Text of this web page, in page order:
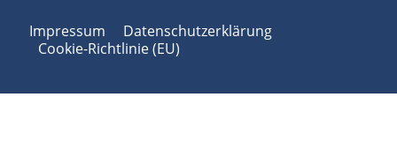
Impressum
Datenschutzerklärung
Cookie-Richtlinie (EU)